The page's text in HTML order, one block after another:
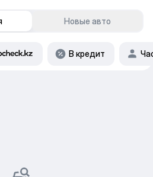
Новые авто
В кредит